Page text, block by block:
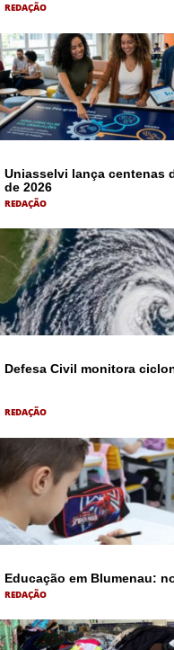
REDAÇÃO
Uniasselvi lança centenas
de 2026
REDAÇÃO
Defesa Civil monitora
REDAÇÃO
Educação em Blumenau:
REDAÇÃO